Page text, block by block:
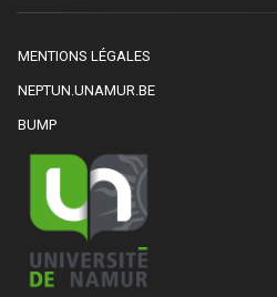
MENTIONS LÉGALES
NEPTUN.UNAMUR.BE
BUMP